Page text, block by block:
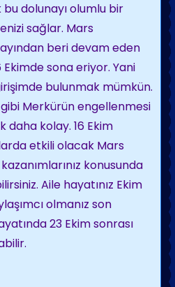
dolunayı olumlu bir
sağlar. Mars
beri devam eden
sona eriyor. Yani
bulunmak mümkün.
Merkürün engellenmesi
daha kolay. 16 Ekim
etkili olacak Mars
konusunda
Aile hayatınız Ekim
olmanız son
23 Ekim sonrası